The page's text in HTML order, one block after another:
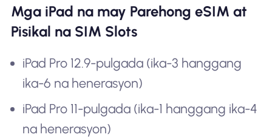
Mga iPad na may Parehong eSIM at
Pisikal na SIM Slots
iPad Pro 12.9-pulgada (ika-3 hanggang
ika-6 na henerasyon)
iPad Pro 11-pulgada (ika-1 hanggang ika-4
na henerasyon)